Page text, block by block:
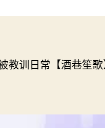
教训日常【酒巷笙